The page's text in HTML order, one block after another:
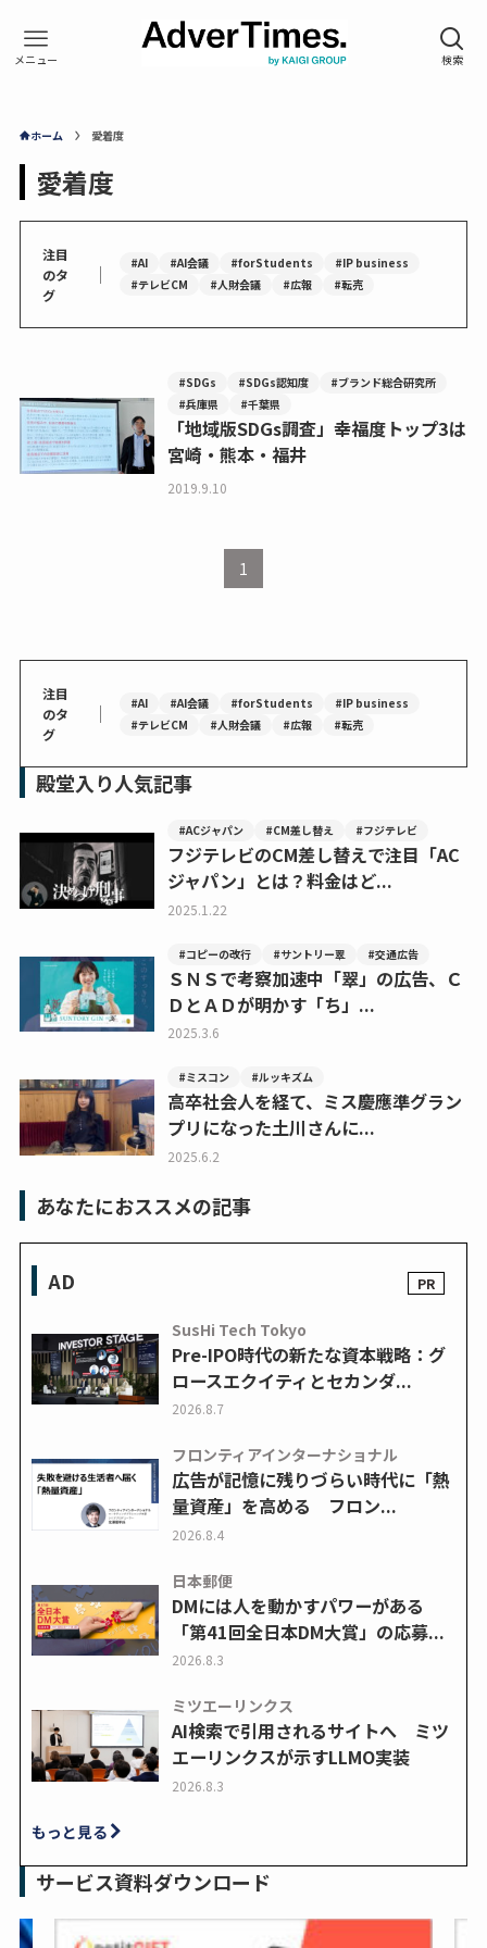
ホーム 愛着度
愛着度
注目
のタ
グ
｜ #AI #AI会議 #forStudents
#IP business
#テレビCM
#人財会議 #広報 #転売
#SDGs #SDGs認知度
#ブランド総合研究所
#兵庫県
#千葉県
「地域版SDGs調査」幸福度トップ3は
宮崎・熊本・福井
2019.9.10
1
注目
のタ
グ
｜ #AI #AI会議 #forStudents
#IP business
#テレビCM
#人財会議 #広報 #転売
殿堂入り人気記事
#ACジャパン #CM差し替え #フジテレビ
フジテレビのCM差し替えで注目「AC
ジャパン」とは？料金はど...
2025.1.22
#コピーの改行 #サントリー翠 #交通広告
ＳＮＳで考察加速中「翠」の広告、Ｃ
ＤとＡＤが明かす「ち」...
2025.3.6
#ミスコン #ルッキズム
高卒社会人を経て、ミス慶應準グラン
プリになった土川さんに...
2025.6.2
あなたにおススメの記事
AD
SusHi Tech Tokyo
Pre-IPO時代の新たな資本戦略：グ
ロースエクイティとセカンダ...
2026.8.7
フロンティアインターナショナル
広告が記憶に残りづらい時代に「熱
量資産」を高める フロン...
2026.8.4
日本郵便
DMには人を動かすパワーがある
「第41回全日本DM大賞」の応募...
2026.8.3
ミツエーリンクス
AI検索で引用されるサイトへ ミツ
エーリンクスが示すLLMO実装
2026.8.3
もっと見る
サービス資料ダウンロード